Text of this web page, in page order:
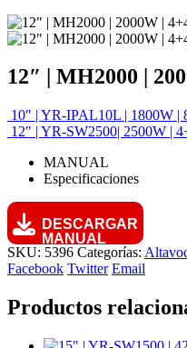
12″ | MH2000 |
10″ | YR-IPAL10L | 1800W |
12″ | YR-SW2500| 2500W |
MANUAL
Especificaciones
DESCARGAR
MANUAL
SKU: 5396 Categorías:
Facebook Twitter Email
Productos